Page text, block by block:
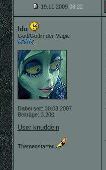
19.11.2009 08:22
Ido
Gott/Göttin der Magie
Dabei seit: 30.03.2007
Beiträge: 3.200
User knuddeln
Themenstarter